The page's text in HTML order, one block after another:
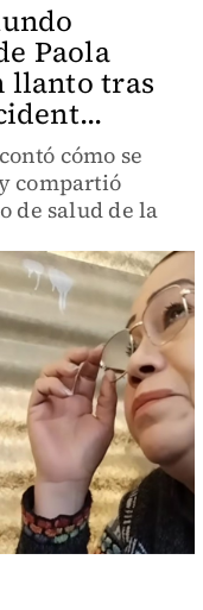
Paola
llanto tras
cómo se
compartió
de salud de la